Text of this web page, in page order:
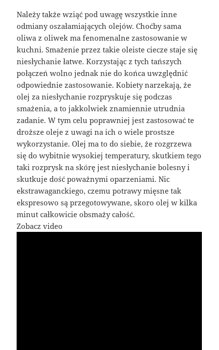
Należy także wziąć pod uwagę wszystkie inne
odmiany oszałamiających olejów. Choćby sama
oliwa z oliwek ma fenomenalne zastosowanie w
kuchni. Smażenie przez takie oleiste ciecze staje się
niesłychanie łatwe. Korzystając z tych tańszych
połączeń wolno jednak nie do końca uwzględnić
odpowiednie zastosowanie. Kobiety narzekają, że
olej za niesłychanie rozpryskuje się podczas
smażenia, a to jakkolwiek znamiennie utrudnia
zadanie. W tym celu poprawniej jest zastosować te
droższe oleje z uwagi na ich o wiele prostsze
wykorzystanie. Olej ma to do siebie, że rozgrzewa
się do wybitnie wysokiej temperatury, skutkiem tego
taki rozprysk na skórę jest niesłychanie bolesny i
skutkuje dość poważnymi oparzeniami. Nic
ekstrawaganckiego, czemu potrawy mięsne tak
ekspresowo są przegotowywane, skoro olej w kilka
minut całkowicie obsmaży całość.
Zobacz video